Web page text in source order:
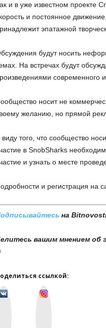
и в уже известном проекте
и постоянное
эпатажной
будут носить
На встречах будут
современного
носит не
желанию, но прямой
виду того, что сообщество
в SnobSharks
и узнать о месте
и регистрация на
на
вашим мнением об
ссылкой: